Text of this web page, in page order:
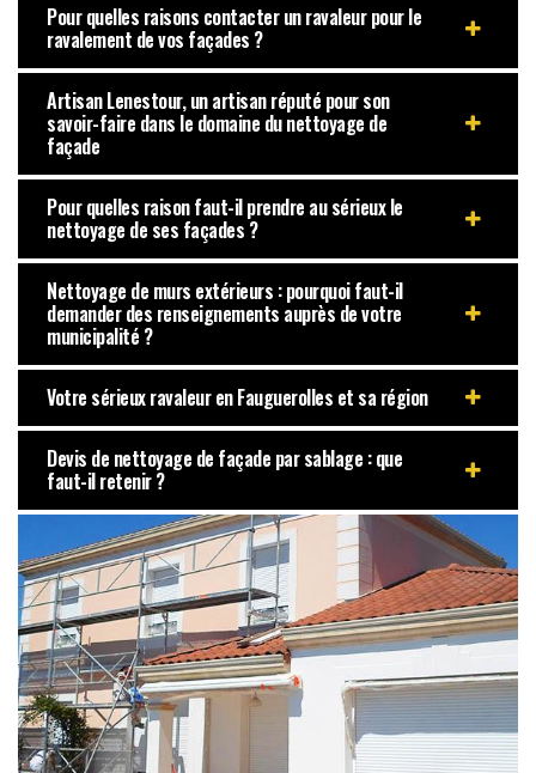
Pour quelles raisons contacter un ravaleur pour le
ravalement de vos façades ?
Artisan Lenestour, un artisan réputé pour son
savoir-faire dans le domaine du nettoyage de
façade
Pour quelles raison faut-il prendre au sérieux le
nettoyage de ses façades ?
Nettoyage de murs extérieurs : pourquoi faut-il
demander des renseignements auprès de votre
municipalité ?
Votre sérieux ravaleur en Fauguerolles et sa région
Devis de nettoyage de façade par sablage : que
faut-il retenir ?